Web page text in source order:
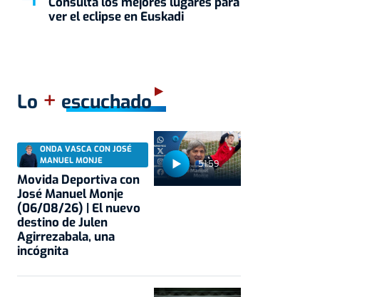
ver el eclipse en Euskadi
Lo + escuchado
51:59
ONDA VASCA CON JOSÉ
MANUEL MONJE
Movida Deportiva con
José Manuel Monje
(06/08/26) | El nuevo
destino de Julen
Agirrezabala, una
incógnita